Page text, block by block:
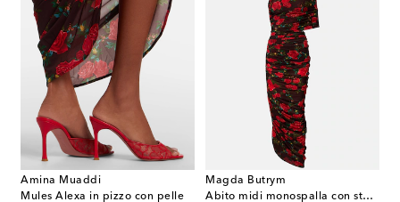
Amina Muaddi
Mules Alexa in pizzo con pelle
Magda Butrym
Abito midi monospalla con stampa